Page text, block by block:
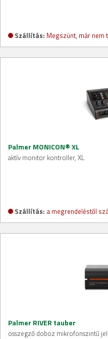
Szállítás: Megszünt, már nem
Palmer MONICON® XL
aktív monitor kontroller, XL
Szállítás: a megrendeléstől
Palmer RIVER tauber
összegző doboz mikrofonszintű